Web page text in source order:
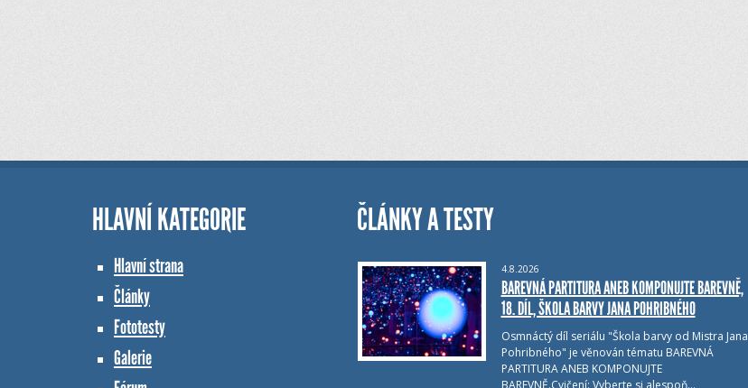
HLAVNÍ KATEGORIE
Hlavní strana
Články
Fototesty
Galerie
ČLÁNKY A TESTY
4.8.2026
BAREVNÁ PARTITURA ANEB KOMPONUJTE BAREVNĚ,
18. DÍL, ŠKOLA BARVY JANA POHRIBNÉHO
Osmnáctý díl seriálu "Škola barvy od Mistra Jana
Pohribného" je věnován tématu BAREVNÁ
PARTITURA ANEB KOMPONUJTE
BAREVNĚ.Cvičení: Vyberte si alespoň…